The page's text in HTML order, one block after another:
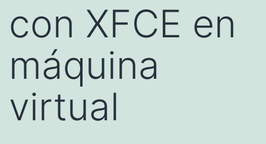
con XFCE en
máquina
virtual